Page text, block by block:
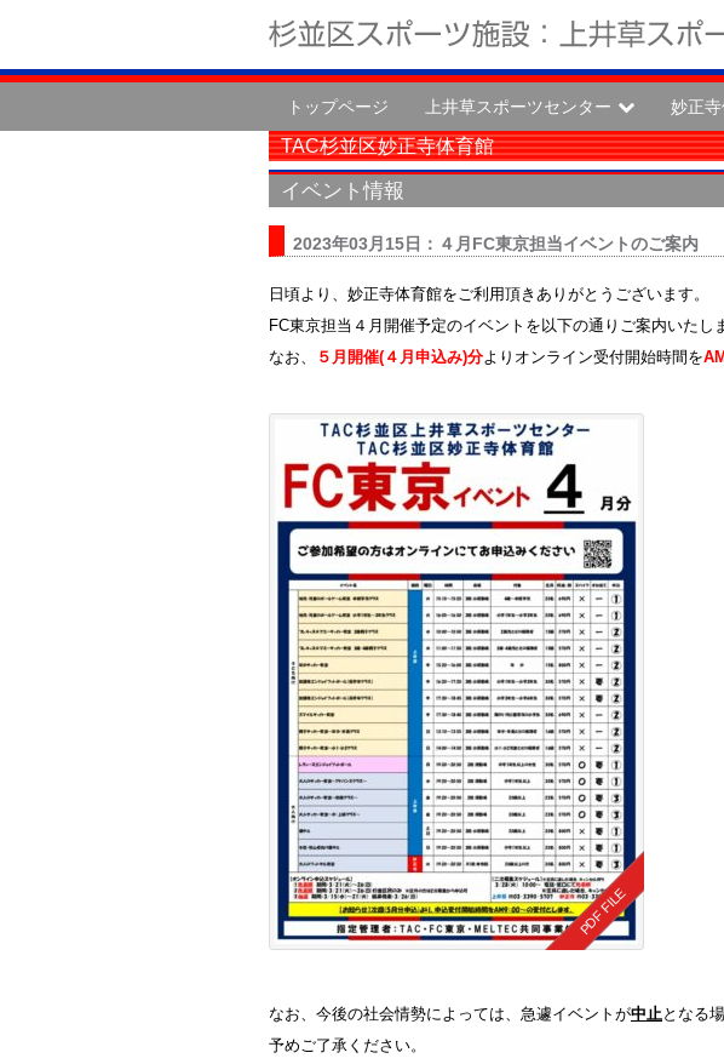
トップページ 上井草スポーツセンター 妙正
TAC杉並区妙正寺体育館
イベント情報
2023年03月15日：４月FC東京担当イベントのご案内
日頃より、妙正寺体育館をご利用頂きありがとうございます。
FC東京担当４月開催予定のイベントを以下の通りご案内いたし
なお、
５月開催(４月申込み)分よりオンライン受付開始時間を
なお、今後の社会情勢によっては、急遽イベントが中止となる
予めご了承ください。